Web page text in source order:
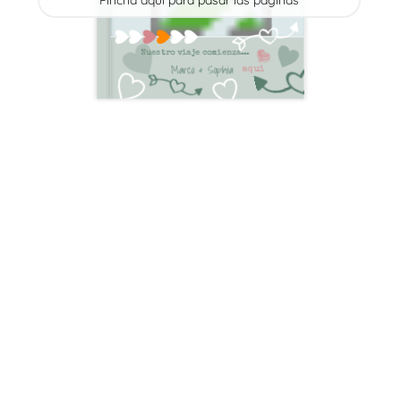
aqui
Nuestro viaje comienza...
Marco & Sophia